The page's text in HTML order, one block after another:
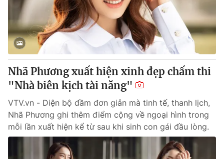
Tin tức
Thế giới đó đây
Câu chuyện quốc tế
Kinh tế
Tài chính
Thị trường
Góc doanh nghiệp
Dữ liệu và đời sống
Truyền hình
Hậu trường
Nhân vật
Giải trí
Điện ảnh
Đời sống
Nhã Phương xuất hiện xinh đẹp chấm thi
"Nhà biên kịch tài năng"
VTV.vn - Diện bộ đầm đơn giản mà tinh tế, thanh lịch,
Nhã Phương ghi thêm điểm cộng về ngoại hình trong
mỗi lần xuất hiện kể từ sau khi sinh con gái đầu lòng.